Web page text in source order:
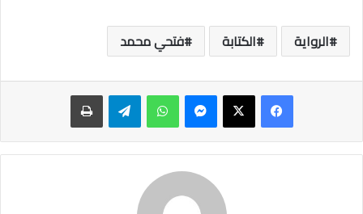
الرواية الكتابة فتحي محمد
ماسنجر واتساب تيلقرام